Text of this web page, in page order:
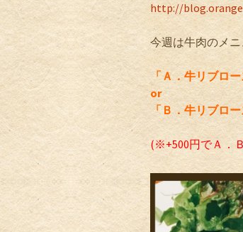
http://
今週は牛肉のメ
「Ａ．牛リブロ
or
「Ｂ．牛リブロ
(※+500円でＡ